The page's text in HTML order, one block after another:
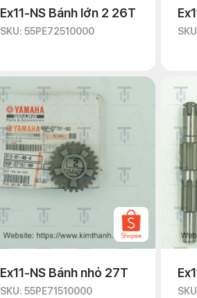
Ex11-NS Bánh lớn 2 26T
SKU: 55PE72510000
Ex11-NS Bánh nhỏ 27T
SKU: 55PE71510000